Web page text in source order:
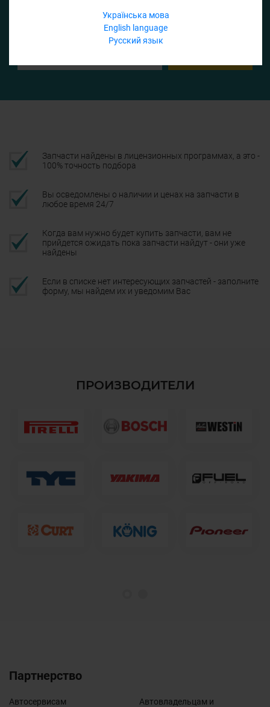
Українська мова
English language
Русский язык
Запчасти найдены в лицензионных программах, а это -
100% точность подбора
Вы осведомлены о наличии и ценах на запчасти в
любое время 24/7
Когда вам нужно будет купить запчасти, вам не
прийдется ожидать пока запчасти найдут - они уже
найдены
Если в списке нет интересующих запчастей - заполните
форму, мы найдем их и уведомим Вас
ПРОИЗВОДИТЕЛИ
Партнерство
Автосервисам
Автовладельцам и